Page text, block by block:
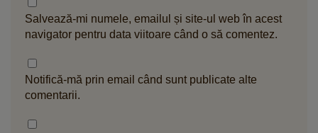
Salvează-mi numele, emailul și site-ul web în acest
navigator pentru data viitoare când o să comentez.
Notifică-mă prin email când sunt publicate alte
comentarii.